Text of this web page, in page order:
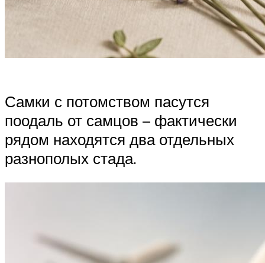
Самки с потомством пасутся
поодаль от самцов – фактически
рядом находятся два отдельных
разнополых стада.